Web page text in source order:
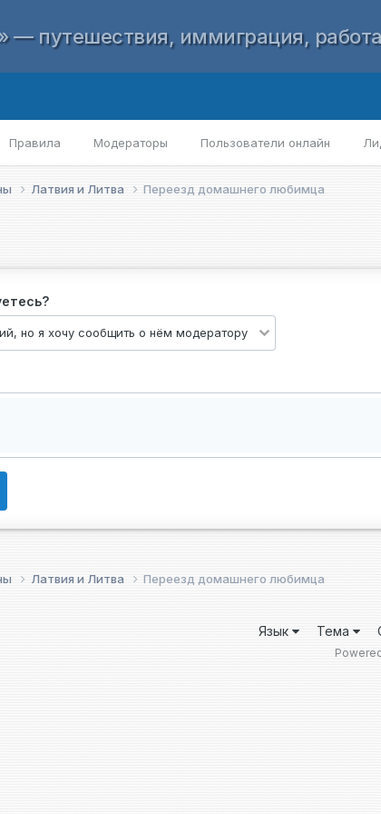
— путешествия, иммиграция,
Правила Модераторы Пользователи онлайн
Латвия и Литва Переезд домашнего любимца
Латвия и Литва Переезд домашнего любимца
Язык Тема